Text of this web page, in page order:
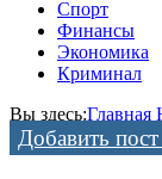
Спорт
Финансы
Экономика
Криминал
Вы здесь:Главная
Добавить